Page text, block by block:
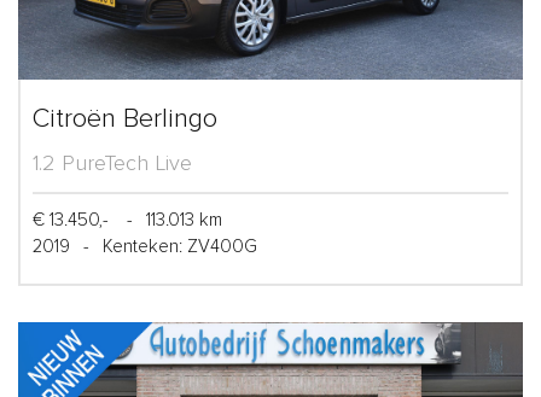
Citroën Berlingo
1.2 PureTech Live
€ 13.450,- -
113.013 km
2019
- Kenteken: ZV400G